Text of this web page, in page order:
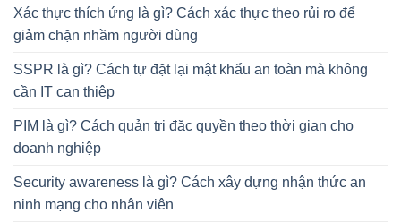
Xác thực thích ứng là gì? Cách xác thực theo rủi ro để
giảm chặn nhầm người dùng
SSPR là gì? Cách tự đặt lại mật khẩu an toàn mà không
cần IT can thiệp
PIM là gì? Cách quản trị đặc quyền theo thời gian cho
doanh nghiệp
Security awareness là gì? Cách xây dựng nhận thức an
ninh mạng cho nhân viên